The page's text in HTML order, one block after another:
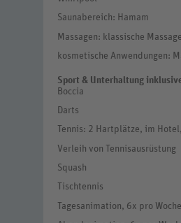
Saunabereich: Hamam
Massagen: klassische
kosmetische Anwendungen:
Sport & Unterhaltung
Boccia
Darts
Tennis: 2 Hartplätze, im
Verleih von Tennisausrüstung
Squash
Tischtennis
Tagesanimation, 6x pro Woche